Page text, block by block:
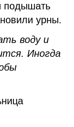
подышать
урны.
воду и
Иногда